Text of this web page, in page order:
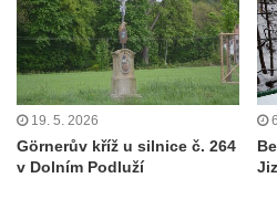
Vyhlídka pod Křížovou horou u
Hraběcí vyhlídka u Rabštejna
Bořeň
Vyhlídka na Chřibském
Kamenická vyhlídka
19. 5. 2026
Görnerův kříž u silnice č. 264
v Dolním Podluží